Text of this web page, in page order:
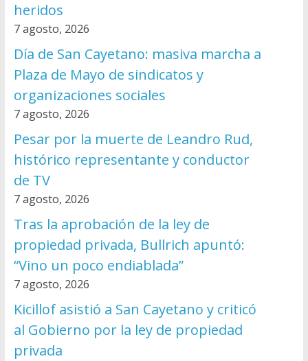
heridos
7 agosto, 2026
Día de San Cayetano: masiva marcha a
Plaza de Mayo de sindicatos y
organizaciones sociales
7 agosto, 2026
Pesar por la muerte de Leandro Rud,
histórico representante y conductor
de TV
7 agosto, 2026
Tras la aprobación de la ley de
propiedad privada, Bullrich apuntó:
“Vino un poco endiablada”
7 agosto, 2026
Kicillof asistió a San Cayetano y criticó
al Gobierno por la ley de propiedad
privada